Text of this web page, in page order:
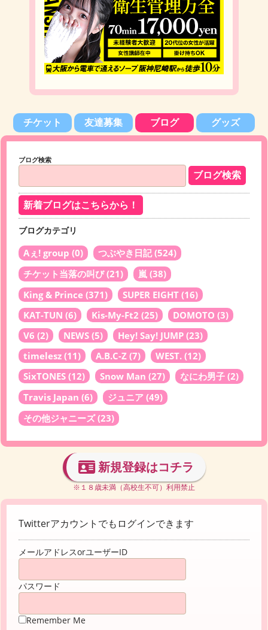
チケット 友達募集 ブログ グッズ
ブログ検索
新着ブログはこちらから！
ブログカテゴリ
Aぇ! group (0) つぶやき日記(524)
チケット当落の叫び(21) 嵐 (38)
King & Prince (371) SUPER EIGHT (16)
KAT-TUN (6) Kis-My-Ft2 (25) DOMOTO (3)
V6 (2) NEWS (5) Hey! Say! JUMP (23)
timelesz (11) A.B.C-Z (7) WEST. (12)
SixTONES (12) Snow Man (27) なにわ男子 (2)
Travis Japan (6) ジュニア (49)
その他ジャニーズ(23)
新規登録はコチラ
※１８歳未満（高校生不可）利用禁止
Twitterアカウントでもログインできます
メールアドレスorユーザーID
パスワード
Remember Me